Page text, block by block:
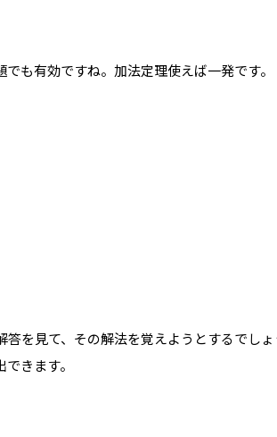
も有効ですね。加法定理使えば一発です。
を見て、その解法を覚えようとするでしょ
きます。